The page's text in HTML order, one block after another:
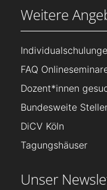
Weitere
FAQ
Dozent*innen
Bundesweite
DiCV Köln
Tagungshäuser
Unser